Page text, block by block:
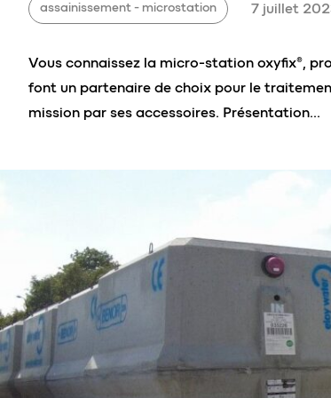
assainissement - microstation 7 juillet
Vous connaissez la micro-station oxyfix®,
font un partenaire de choix pour le
mission par ses accessoires. Présentation…